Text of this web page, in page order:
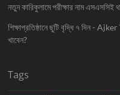
নতুন কারিকুলামে পরীক্ষার নাম এসএসসিই
শিক্ষাপ্রতিষ্ঠানে ছুটি বৃদ্ধি ৭ দিন -
খাবেন?
Tags